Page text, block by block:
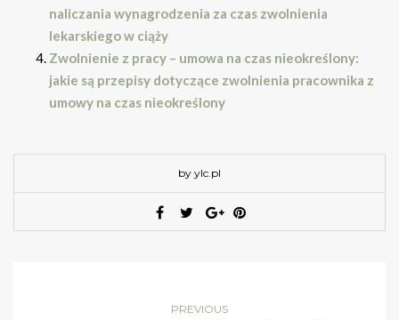
naliczania wynagrodzenia za czas zwolnienia
lekarskiego w ciąży
Zwolnienie z pracy – umowa na czas nieokreślony:
jakie są przepisy dotyczące zwolnienia pracownika z
umowy na czas nieokreślony
by ylc.pl
PREVIOUS